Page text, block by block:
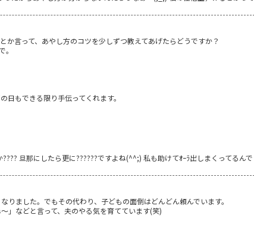
言って、あやし方のコツを少しずつ教えてあげたらどうですか？
もできる限り手伝ってくれます。
旦那にしたら更に??????ですよね(^^;) 私も助けてｵｰﾗ出しまくってるんで
ました。でもその代わり、子どもの面倒はどんどん頼んでいます。
」などと言って、夫のやる気を育てています(笑)